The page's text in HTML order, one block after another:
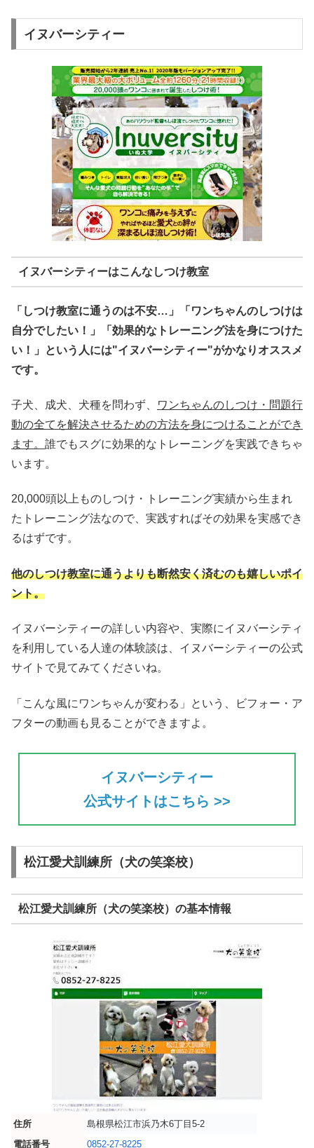
イヌバーシティー
イヌバーシティーはこんなしつけ教室
「しつけ教室に通うのは不安…」「ワンちゃんのしつけは
自分でしたい！」「効果的なトレーニング法を身につけた
い！」という人には"イヌバーシティー"がかなりオススメ
です。
子犬、成犬、犬種を問わず、
ワンちゃんのしつけ・問題行
動の全てを解決させるための方法を身につけることができ
ます。 誰でもスグに効果的なトレーニングを実践できちゃ
います。
20,000頭以上ものしつけ・トレーニング実績から生まれ
たトレーニング法なので、実践すればその効果を実感でき
るはずです。
他のしつけ教室に通うよりも断然安く済むのも嬉しいポイ
ント。
イヌバーシティーの詳しい内容や、実際にイヌバーシティ
を利用している人達の体験談は、イヌバーシティーの公式
サイトで見てみてくださいね。
「こんな風にワンちゃんが変わる」という、ビフォー・ア
フターの動画も見ることができますよ。
イヌバーシティー
公式サイトはこちら >>
松江愛犬訓練所（犬の笑楽校）
松江愛犬訓練所（犬の笑楽校）の基本情報
住所
島根県松江市浜乃木6丁目5-2
電話番号
0852-27-8225